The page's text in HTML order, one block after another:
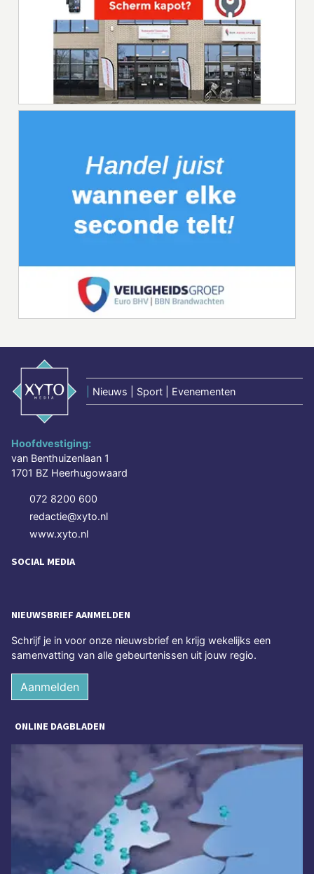
Nieuws | Sport | Evenementen
Hoofdvestiging:
van Benthuizenlaan 1
1701 BZ Heerhugowaard
072 8200 600
redactie@xyto.nl
www.xyto.nl
SOCIAL MEDIA
NIEUWSBRIEF AANMELDEN
Schrijf je in voor onze nieuwsbrief en krijg wekelijks een
samenvatting van alle gebeurtenissen uit jouw regio.
Aanmelden
ONLINE DAGBLADEN